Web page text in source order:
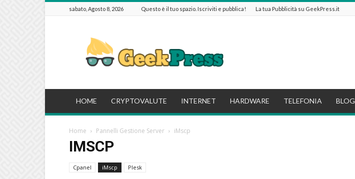
sabato, Agosto 8, 2026 Questo è il tuo spazio. Iscriviti e pubblica! La tua Pubblicità su GeekPress.it
HOME CRYPTOVALUTE INTERNET HARDWARE TELEFONIA BLOG
Home Pannelli Gestione Server iMscp
IMSCP
Cpanel iMscp Plesk